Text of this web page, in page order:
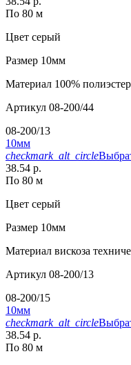
По 80 м
Цвет серый
Размер 10мм
Материал 100% полиэстер
Артикул 08-200/44
08-200/13
10мм
checkmark_alt_circle
38.54 р.
По 80 м
Цвет серый
Размер 10мм
Материал вискоза
Артикул 08-200/13
08-200/15
10мм
checkmark_alt_circle
38.54 р.
По 80 м